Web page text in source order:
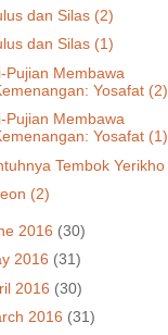
dan Silas (2)
dan Silas (1)
Pujian Membawa
Yosafat (2)
Pujian Membawa
Yosafat (1)
Tembok Yerikho
(2)
2016 (30)
2016 (31)
2016 (30)
2016 (31)